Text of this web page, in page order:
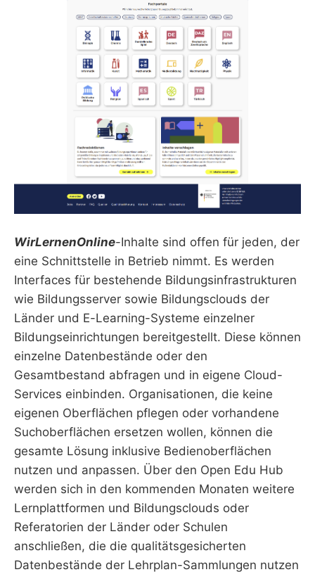
WirLernenOnline-Inhalte sind offen für jeden, der
eine Schnittstelle in Betrieb nimmt. Es werden
Interfaces für bestehende Bildungsinfrastrukturen
wie Bildungsserver sowie Bildungsclouds der
Länder und E-Learning-Systeme einzelner
Bildungseinrichtungen bereitgestellt. Diese können
einzelne Datenbestände oder den
Gesamtbestand abfragen und in eigene Cloud-
Services einbinden. Organisationen, die keine
eigenen Oberflächen pflegen oder vorhandene
Suchoberflächen ersetzen wollen, können die
gesamte Lösung inklusive Bedienoberflächen
nutzen und anpassen. Über den Open Edu Hub
werden sich in den kommenden Monaten weitere
Lernplattformen und Bildungsclouds oder
Referatorien der Länder oder Schulen
anschließen, die die qualitätsgesicherten
Datenbestände der Lehrplan-Sammlungen nutzen